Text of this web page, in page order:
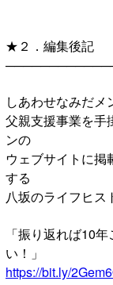
★２．編集後記
しあわせなみだメ
父親支援事業を手
ンの
ウェブサイトに掲
する
八坂のライフヒス
「振り返れば10
い！」
https://bit.ly/